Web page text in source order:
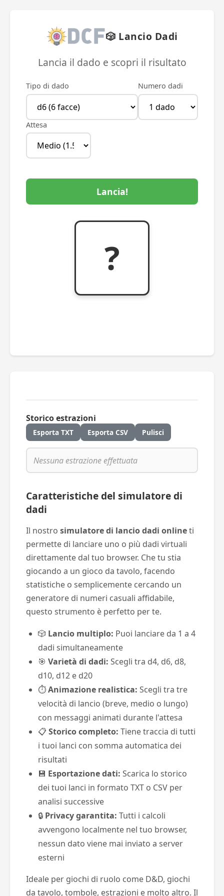
🎲 Lancio Dadi
Lancia il dado e scopri il risultato
Tipo di dado Numero dadi
Attesa
Lancia!
?
Storico estrazioni
Esporta TXT Esporta CSV Pulisci
Caratteristiche del simulatore di
dadi
Il nostro simulatore di lancio dadi onlineti
permette di lanciare uno o più dadi virtuali
direttamente dal tuo browser. Che tu stia
giocando a un gioco da tavolo, facendo
statistiche o semplicemente cercando un
generatore di numeri casuali affidabile,
questo strumento è perfetto per te.
🎲 Lancio multiplo: Puoi lanciare da 1 a 4
dadi simultaneamente
🎯 Varietà di dadi: Scegli tra d4, d6, d8,
d10, d12 e d20
⏱️Animazione realistica: Scegli tra tre
velocità di lancio (breve, medio o lungo)
con messaggi animati durante l'attesa
📋Storico completo: Tiene traccia di tutti
i tuoi lanci con somma automatica dei
risultati
💾 Esportazione dati: Scarica lo storico
dei tuoi lanci in formato TXT o CSV per
analisi successive
🔒 Privacy garantita: Tutti i calcoli
avvengono localmente nel tuo browser,
nessun dato viene mai inviato a server
esterni
Ideale per giochi di ruolo come D&D, giochi
da tavolo, tombole, estrazioni e molto altro. Il